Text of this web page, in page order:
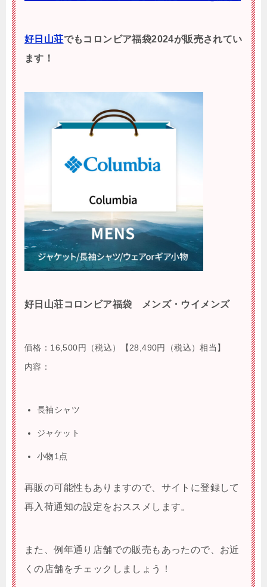
好日山荘でもコロンビア福袋2024が販売されてい
ます！
好日山荘コロンビア福袋 メンズ・ウイメンズ
価格：16,500円（税込）【28,490円（税込）相当】
内容：
長袖シャツ
ジャケット
小物1点
再販の可能性もありますので、サイトに登録して
再入荷通知の設定をおススメします。
また、例年通り店舗での販売もあったので、お近
くの店舗をチェックしましょう！